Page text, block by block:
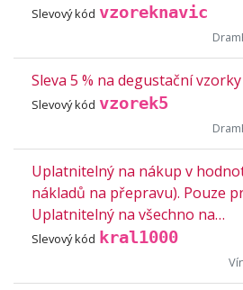
Slevový kód vzoreknavic
Sleva 5 % na degustační vzorky
Slevový kód vzorek5
Uplatnitelný na nákup v
nákladů na přepravu). Pouze
Uplatnitelný na všechno na…
Slevový kód kral1000